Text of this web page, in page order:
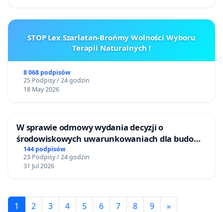
STOP Lex Szarlatan-Brońmy Wolności Wyboru
Terapii Naturalnych !
8 068 podpisów
25 Podpisy / 24 godzin
18 May 2026
W sprawie odmowy wydania decyzji o
środowiskowych uwarunkowaniach dla budowy
zakładu wytwarzania biometanu „Krynki” w
Ostrowiu Południowym oraz ochrony
mieszkańców i Puszczy Knyszyńskiej
144 podpisów
23 Podpisy / 24 godzin
31 Jul 2026
1 2 3 4 5 6 7 8 9 »